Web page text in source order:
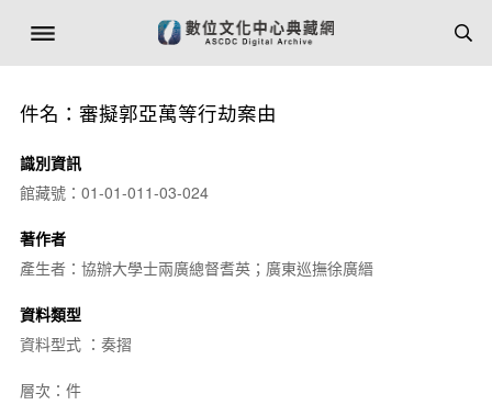
件名：審擬郭亞萬等行劫案由
識別資訊
館藏號：01-01-011-03-024
著作者
產生者：協辦大學士兩廣總督耆英；廣東巡撫徐廣縉
資料類型
資料型式 ：奏摺
層次：件